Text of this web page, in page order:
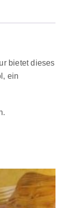
bietet dieses
ein